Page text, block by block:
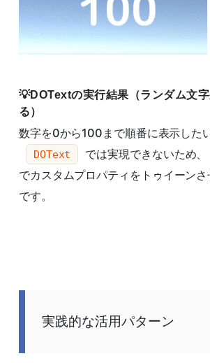
DOTextの実行結果（ランダム文
る）
数字を0から100まで順番に表示した
DOText では実現できないため、
でカスタムプロパティをトゥイーン
です。
実践的な活用パターン